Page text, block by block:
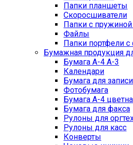
Папки планшеты
Скоросшиватели
Папки с
Файлы
Папки портфели
Бумажная продукция
Бумага А-4 А-3
Календари
Бумага для
Фотобумага
Бумага А-4
Бумага для факса
Рулоны для
Рулоны для касс
Конверты